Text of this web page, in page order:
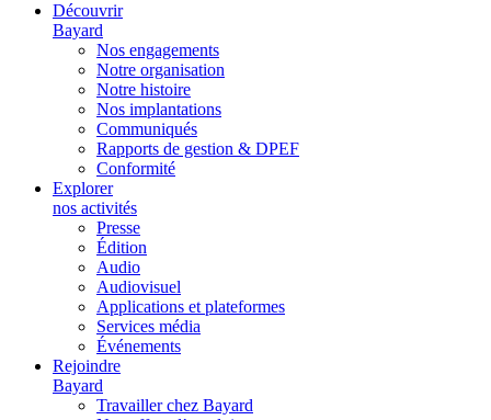
Découvrir
Bayard
Nos engagements
Notre organisation
Notre histoire
Nos implantations
Communiqués
Rapports de gestion & DPEF
Conformité
Explorer
nos activités
Presse
Édition
Audio
Audiovisuel
Applications et plateformes
Services média
Événements
Rejoindre
Bayard
Travailler chez Bayard